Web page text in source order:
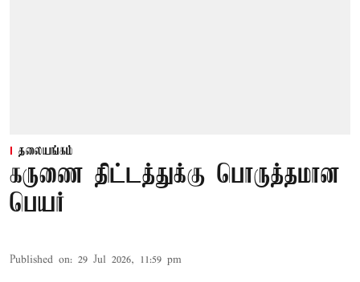
தலையங்கம்
கருணை திட்டத்துக்கு பொருத்தமான
பெயர்
Published on: 29 Jul 2026, 11:59 pm